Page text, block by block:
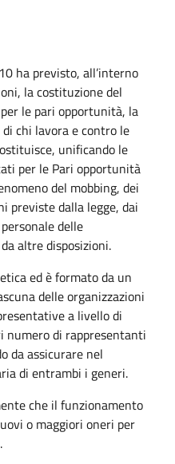
ha previsto, all’interno
la costituzione del
le pari opportunità, la
chi lavora e contro le
unificando le
per le Pari opportunità
del mobbing, dei
previste dalla legge, dai
delle
altre disposizioni.
ed è formato da un
delle organizzazioni
a livello di
numero di rappresentanti
da assicurare nel
di entrambi i generi.
che il funzionamento
o maggiori oneri per